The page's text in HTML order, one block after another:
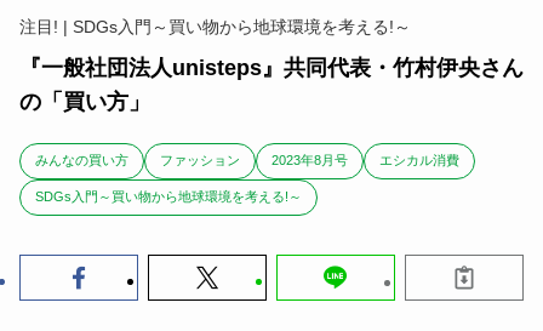
注目! | SDGs入門～買い物から地球環境を考える!～
『一般社団法人unisteps』共同代表・竹村伊央さん
の「買い方」
みんなの買い方 ファッション 2023年8月号 エシカル消費
SDGs入門～買い物から地球環境を考える!～